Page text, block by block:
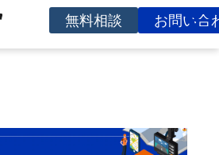
無料相談 お問い合